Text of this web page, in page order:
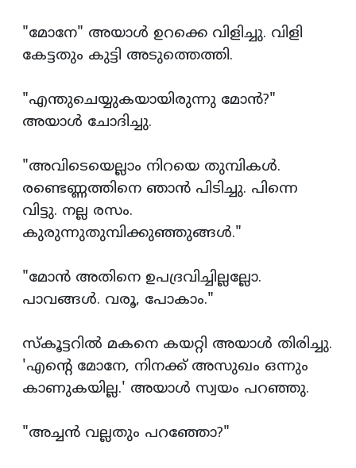
"മോനേ" അയാള്‍ ഉറക്കെ വിളിച്ചു. വിളി
കേട്ടതും കുട്ടി അടുത്തെത്തി.
"എന്തുചെയ്യുകയായിരുന്നു മോന്‍?"
അയാള്‍ ചോദിച്ചു.
"അവിടെയെല്ലാം നിറയെ തുമ്പികള്‍.
രണ്ടെണ്ണത്തിനെ ഞാന്‍ പിടിച്ചു. പിന്നെ
വിട്ടു. നല്ല രസം.
കുരുന്നുതുമ്പിക്കുഞ്ഞുങ്ങള്‍."
"മോന്‍ അതിനെ ഉപദ്രവിച്ചില്ലല്ലോ.
പാവങ്ങള്‍. വരൂ, പോകാം."
സ്കൂട്ടറില്‍ മകനെ കയറ്റി അയാള്‍ തിരിച്ചു.
'എന്‍റെ മോനേ, നിനക്ക് അസുഖം ഒന്നും
കാണുകയില്ല.' അയാള്‍ സ്വയം പറഞ്ഞു.
"അച്ചന്‍ വല്ലതും പറഞ്ഞോ?"